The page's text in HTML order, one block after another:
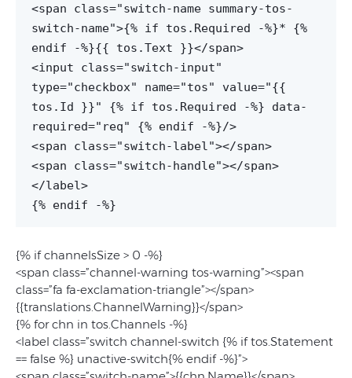
<span class="switch-name summary-tos-
switch-name">{% if tos.Required -%}* {%
endif -%}{{ tos.Text }}</span>
<input class="switch-input"
type="checkbox" name="tos" value="{{
tos.Id }}" {% if tos.Required -%} data-
required="req" {% endif -%}/>
<span class="switch-label"></span>
<span class="switch-handle"></span>
</label>
{% endif -%}
{% if channelsSize > 0 -%}
<span class=”channel-warning tos-warning”><span
class=”fa fa-exclamation-triangle”></span>
{{translations.ChannelWarning}}</span>
{% for chn in tos.Channels -%}
<label class=”switch channel-switch {% if tos.Statement
== false %} unactive-switch{% endif -%}”>